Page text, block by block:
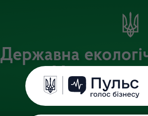
Державна
Харківській
Офіційний веб-